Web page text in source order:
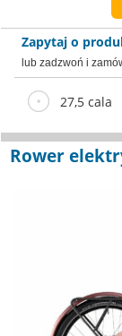
Zapytaj o
lub zadzwoń i
27,5 cala
Rower